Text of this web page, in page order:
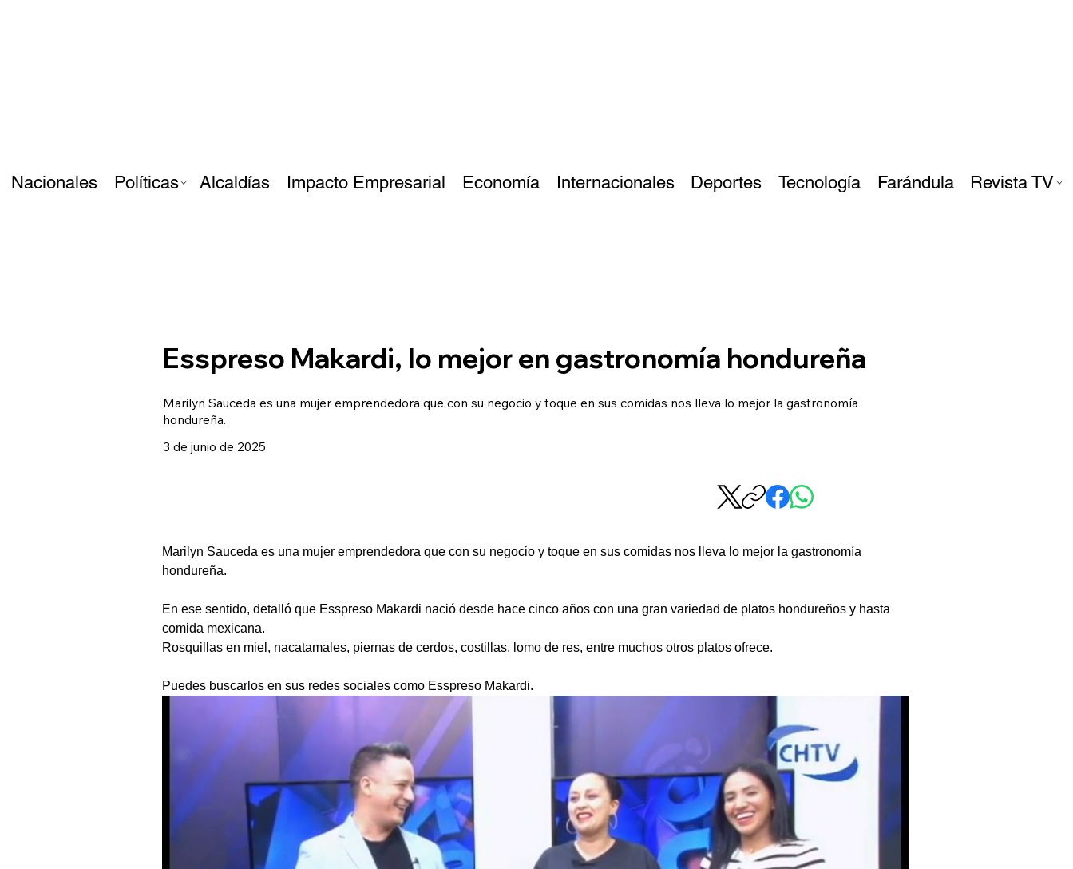
Nacionales Políticas Alcaldías Impacto Empresarial Economía Internacionales Deportes Tecnología Farándula Revista TV
Esspreso Makardi, lo mejor en gastronomía hondureña
Marilyn Sauceda es una mujer emprendedora que con su negocio y toque en sus comidas nos lleva lo mejor la gastronomía
hondureña.
3 de junio de 2025
Marilyn Sauceda es una mujer emprendedora que con su negocio y toque en sus comidas nos lleva lo mejor la gastronomía
hondureña.
En ese sentido, detalló que Esspreso Makardi nació desde hace cinco años con una gran variedad de platos hondureños y hasta
comida mexicana.
Rosquillas en miel, nacatamales, piernas de cerdos, costillas, lomo de res, entre muchos otros platos ofrece.
Puedes buscarlos en sus redes sociales como Esspreso Makardi.